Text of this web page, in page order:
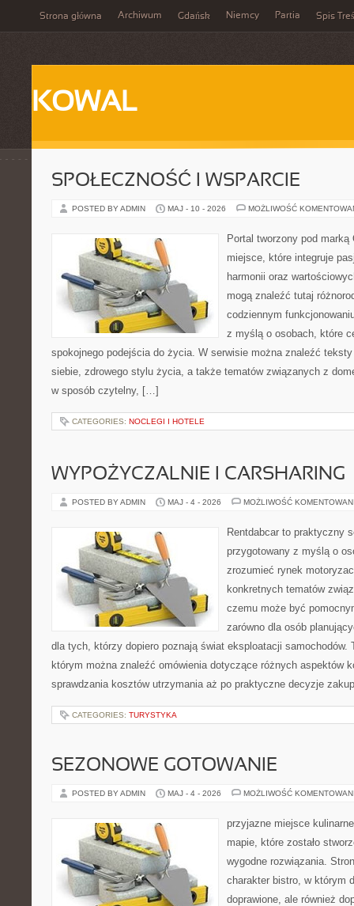
Strona główna Archiwum Gdańsk Niemcy Partia Spis
KOWAL
SPOŁECZNOŚĆ I WSPARCIE
POSTED BY ADMIN MAJ - 10 - 2026 MOŻLIWOŚĆ
Portal tworzony pod
miejsce, które integruje
harmonii oraz
mogą znaleźć tutaj
codziennym
z myślą o osobach, które
spokojnego podejścia do życia. W serwisie można znaleźć
siebie, zdrowego stylu życia, a także tematów związanych z
w sposób czytelny, […]
CATEGORIES: NOCLEGI I HOTELE
WYPOŻYCZALNIE I CARSHARING
POSTED BY ADMIN MAJ - 4 - 2026 MOŻLIWOŚĆ
Rentdabcar to praktyczny
przygotowany z myślą o
zrozumieć rynek
konkretnych tematów
czemu może być
zarówno dla osób
dla tych, którzy dopiero poznają świat eksploatacji samochodów.
którym można znaleźć omówienia dotyczące różnych aspektów
sprawdzania kosztów utrzymania aż po praktyczne decyzje
CATEGORIES: TURYSTYKA
SEZONOWE GOTOWANIE
POSTED BY ADMIN MAJ - 4 - 2026 MOŻLIWOŚĆ
przyjazne miejsce
mapie, które zostało
wygodne rozwiązania.
charakter bistro, w którym
doprawione, ale również